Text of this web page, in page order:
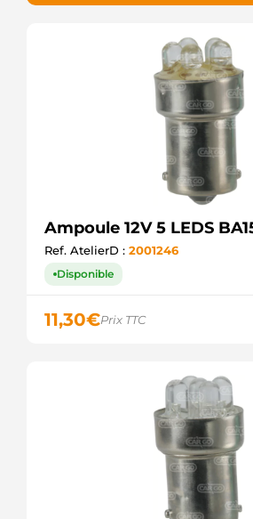
Ampoule 12V 5 LEDS
Ref. AtelierD : 2001246
Disponible
11,30€Prix TTC